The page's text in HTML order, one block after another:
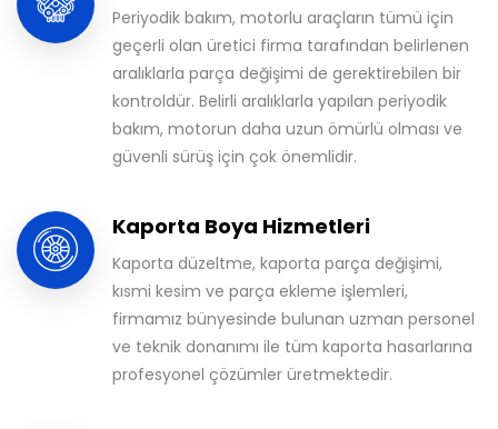
Periyodik bakım, motorlu araçların tümü için
geçerli olan üretici firma tarafından belirlenen
aralıklarla parça değişimi de gerektirebilen bir
kontroldür. Belirli aralıklarla yapılan periyodik
bakım, motorun daha uzun ömürlü olması ve
güvenli sürüş için çok önemlidir.
Kaporta Boya Hizmetleri
Kaporta düzeltme, kaporta parça değişimi,
kısmi kesim ve parça ekleme işlemleri,
firmamız bünyesinde bulunan uzman personel
ve teknik donanımı ile tüm kaporta hasarlarına
profesyonel çözümler üretmektedir.